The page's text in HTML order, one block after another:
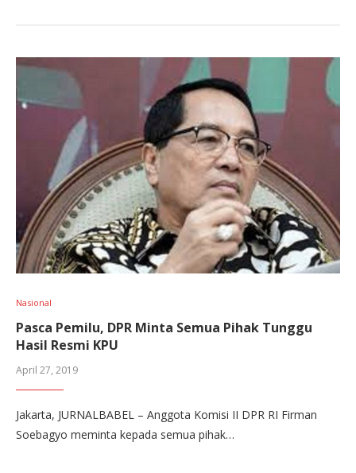
Nasional
Pasca Pemilu, DPR Minta Semua Pihak Tunggu
Hasil Resmi KPU
April 27, 2019
Jakarta, JURNALBABEL – Anggota Komisi II DPR RI Firman
Soebagyo meminta kepada semua pihak…